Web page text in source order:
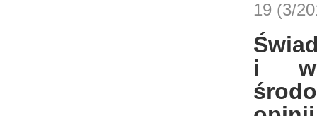
19 (3/
i